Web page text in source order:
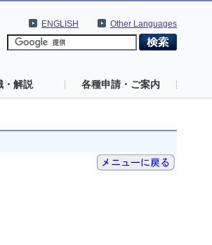
Other Languages
ENGLISH
・解説 各種申請・ご案内